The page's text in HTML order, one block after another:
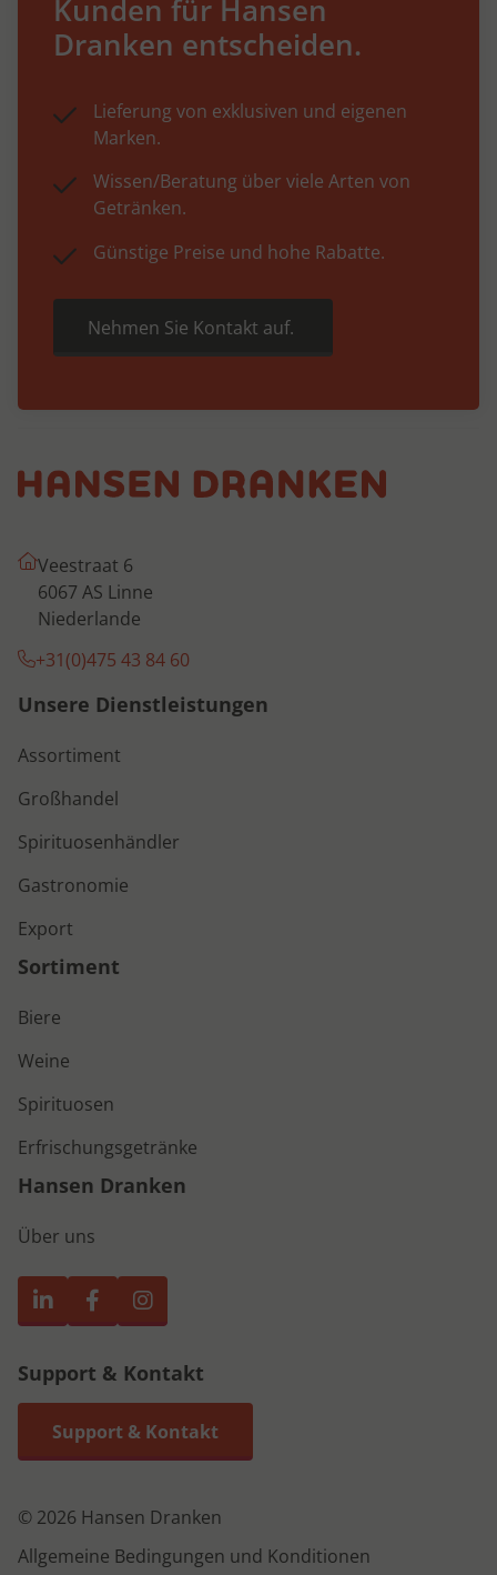
Kunden für Hansen
Dranken entscheiden.
Lieferung von exklusiven und eigenen
Marken.
Wissen/Beratung über viele Arten von
Getränken.
Günstige Preise und hohe Rabatte.
Nehmen Sie Kontakt auf.
Veestraat 6
6067 AS Linne
Niederlande
+31(0)475 43 84 60
Unsere Dienstleistungen
Assortiment
Großhandel
Spirituosenhändler
Gastronomie
Export
Sortiment
Biere
Weine
Spirituosen
Erfrischungsgetränke
Hansen Dranken
Über uns
Support & Kontakt
Support & Kontakt
© 2026 Hansen Dranken
Allgemeine Bedingungen und Konditionen